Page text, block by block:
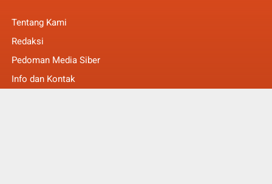
Tentang Kami
Redaksi
Pedoman Media Siber
Info dan Kontak